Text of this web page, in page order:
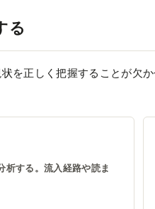
る
を正しく把握することが欠
析する。流入経路や読ま